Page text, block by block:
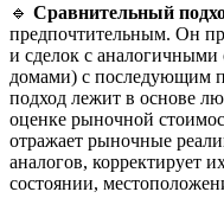
🔹 Сравнительный
предпочтительным. Он
и сделок с
домами) с последующим
подход лежит в основе
оценке рыночной
отражает рыночные
аналогов, корректирует
состоянии,